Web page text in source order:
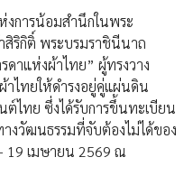
งการน้อมสำนึกในพระ
ริกิติ์ พระบรมราชินีนาถ
าแห่งผ้าไทย” ผู้ทรงวาง
ไทยให้ดำรงอยู่คู่แผ่นดิน
ไทย ซึ่งได้รับการขึ้นทะเบียน
งวัฒนธรรมที่จับต้องไม่ได้ของ
19 เมษายน 2569 ณ